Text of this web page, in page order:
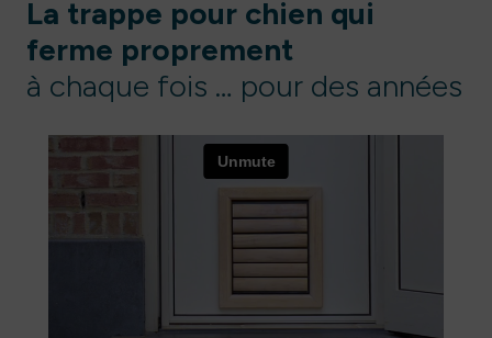
La trappe pour chien qui
ferme proprement
à chaque fois … pour des années